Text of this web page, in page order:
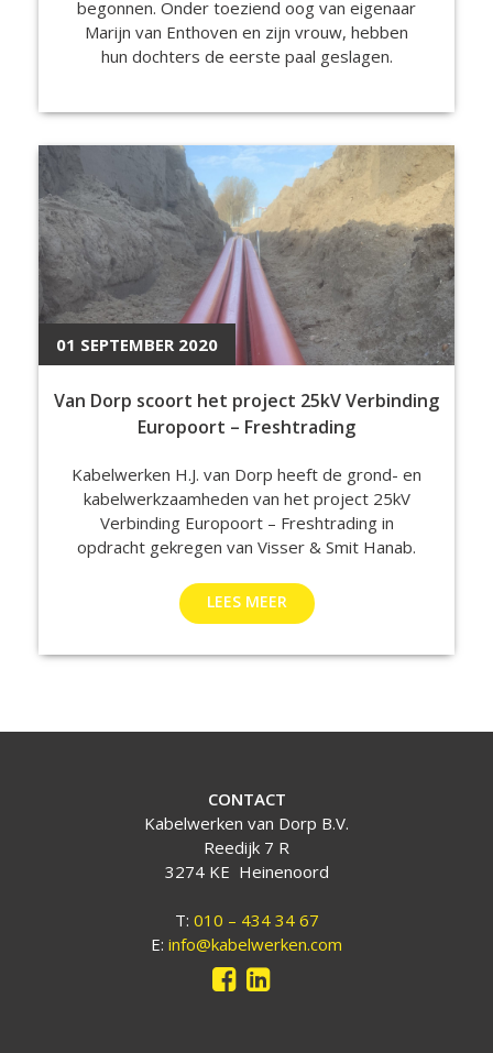
begonnen. Onder toeziend oog van eigenaar
Marijn van Enthoven en zijn vrouw, hebben
hun dochters de eerste paal geslagen.
01 SEPTEMBER 2020
Van Dorp scoort het project 25kV Verbinding
Europoort – Freshtrading
Kabelwerken H.J. van Dorp heeft de grond- en
kabelwerkzaamheden van het project 25kV
Verbinding Europoort – Freshtrading in
opdracht gekregen van Visser & Smit Hanab.
LEES MEER
CONTACT
Kabelwerken van Dorp B.V.
Reedijk 7 R
3274 KE Heinenoord
T: 010 – 434 34 67
E: info@kabelwerken.com
 